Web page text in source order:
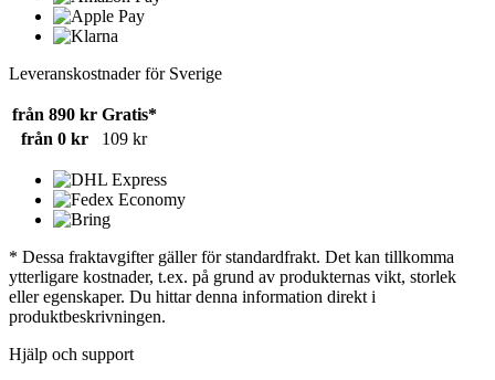
Leveranskostnader för Sverige
från 890 kr Gratis*
från 0 kr
109 kr
* Dessa fraktavgifter gäller för standardfrakt. Det kan tillkomma
ytterligare kostnader, t.ex. på grund av produkternas vikt, storlek
eller egenskaper. Du hittar denna information direkt i
produktbeskrivningen.
Hjälp och support